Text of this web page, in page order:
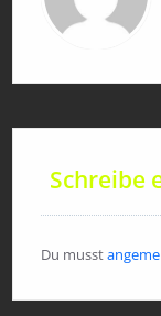
Schreibe
Du musst